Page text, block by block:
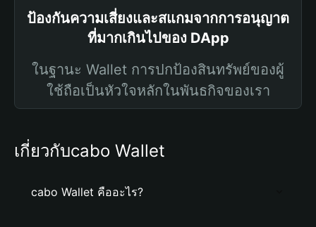
ป้องกันความเสี่ยงและสแกมจากการอนุญาต
ที่มากเกินไปของ DApp
ในฐานะ Wallet การปกป้องสินทรัพย์ของผู้
ใช้ถือเป็นหัวใจหลักในพันธกิจของเรา
เกี่ยวกับcabo Wallet
cabo Wallet คืออะไร?